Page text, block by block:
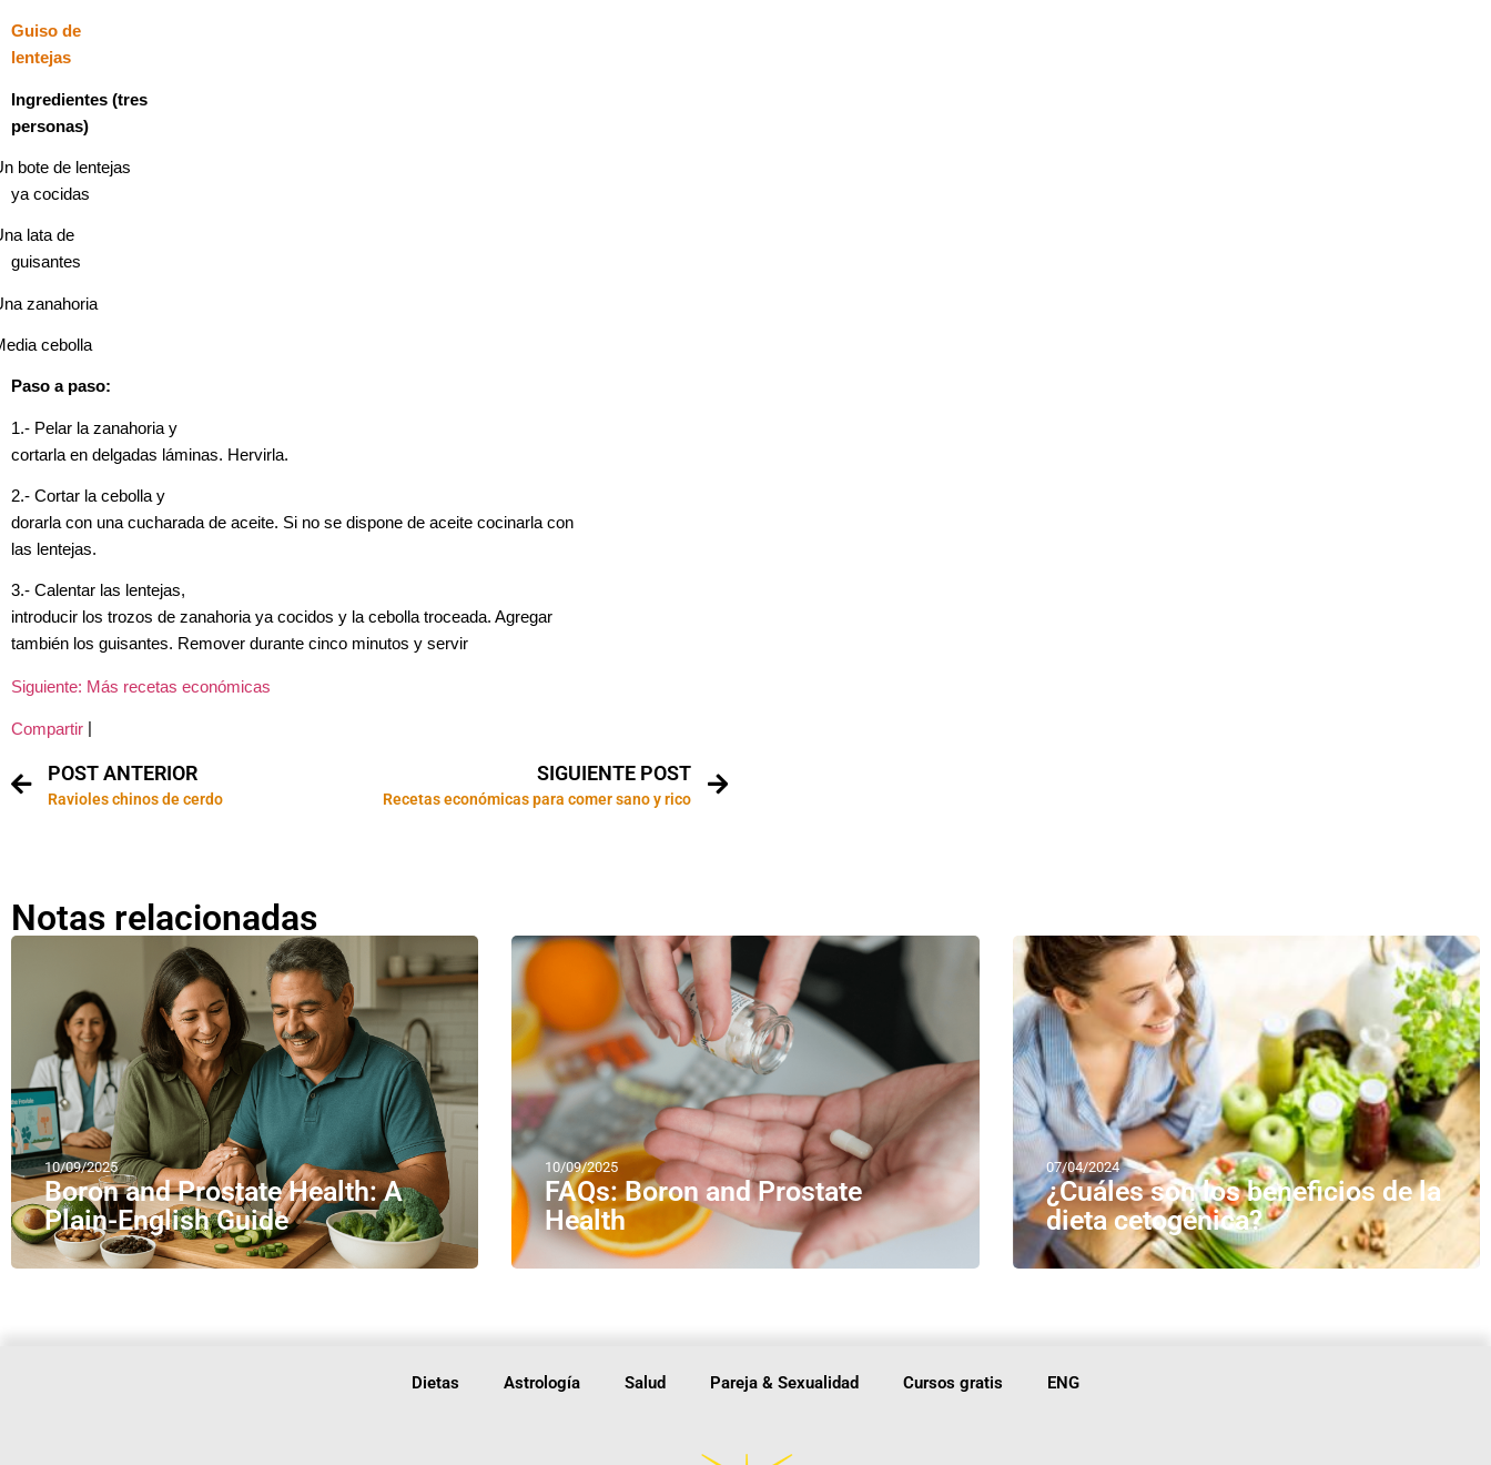
Guiso de
lentejas
Ingredientes (tres
personas)
bote de lentejas
ya cocidas
lata de
guisantes
zanahoria
cebolla
Paso a paso:
1.- Pelar la zanahoria y
cortarla en delgadas láminas. Hervirla.
2.- Cortar la cebolla y
dorarla con una cucharada de aceite. Si no se dispone de aceite cocinarla con
las lentejas.
3.- Calentar las lentejas,
introducir los trozos de zanahoria ya cocidos y la cebolla troceada. Agregar
también los guisantes. Remover durante cinco minutos y servir
Siguiente: Más recetas económicas
Compartir |
POST ANTERIOR
Ravioles chinos de cerdo
SIGUIENTE POST
Recetas económicas para comer sano y rico
Notas relacionadas
10/09/2025
Boron and Prostate Health: A
Plain-English Guide
10/09/2025
FAQs: Boron and Prostate
Health
07/04/2024
¿Cuáles son los beneficios de la
dieta cetogénica?
Dietas Astrología Salud Pareja & Sexualidad Cursos gratis ENG